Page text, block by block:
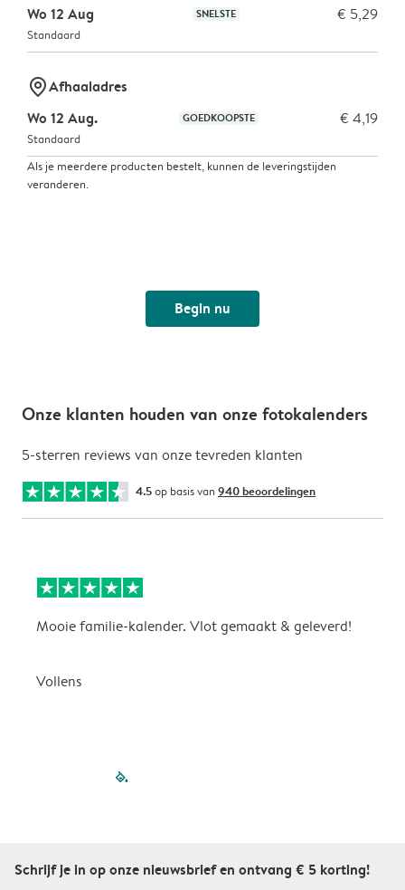
Wo 12 Aug SNELSTE € 5,29
Standaard
marker-pinAfhaaladres
Wo 12 Aug.
GOEDKOOPSTE € 4,19
Standaard
Als je meerdere producten bestelt, kunnen de leveringstijden
veranderen.
Begin nu
Onze klanten houden van onze fotokalenders
5-sterren reviews van onze tevreden klanten
4.5op basis van 940 beoordelingen
Mooie familie-kalender. Vlot gemaakt & geleverd!
Vollens
filled-pagination
Schrijf je in op onze nieuwsbrief en ontvang € 5 korting!